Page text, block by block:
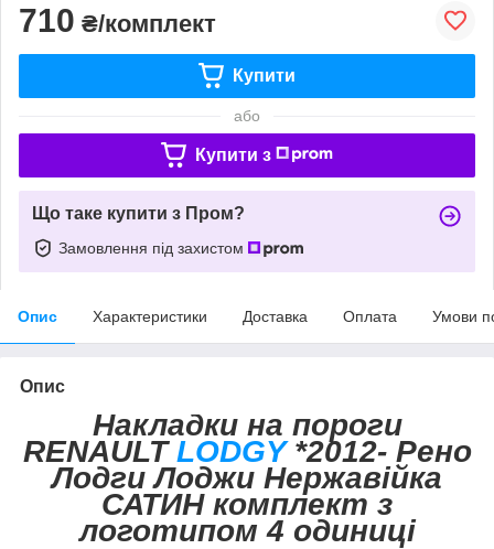
710 ₴/комплект
Купити
або
Купити з
Що таке купити з Пром?
Замовлення під захистом
Опис Характеристики Доставка Оплата Умови
Опис
Накладки на пороги
RENAULTLODGY*2012- Рено
Лодги Лоджи Нержавійка
САТИН комплект з
логотипом 4 одиниці